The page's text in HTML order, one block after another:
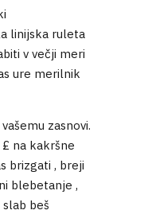
linijska ruleta
v večji meri
ure merilnik
zasnovi.
na kakršne
brizgati , breji
blebetanje ,
beš